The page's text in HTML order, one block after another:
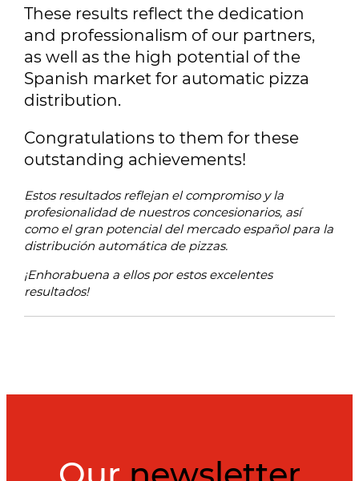
These results reflect the dedication
and professionalism of our partners,
as well as the high potential of the
Spanish market for automatic pizza
distribution.
Congratulations to them for these
outstanding achievements!
Estos resultados reflejan el compromiso y la
profesionalidad de nuestros concesionarios, así
como el gran potencial del mercado español para la
distribución automática de pizzas.
¡Enhorabuena a ellos por estos excelentes
resultados!